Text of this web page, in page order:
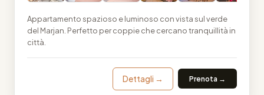
Appartamento spazioso e luminoso con vista sul verde
del Marjan. Perfetto per coppie che cercano tranquillità in
città.
Dettagli → Prenota →